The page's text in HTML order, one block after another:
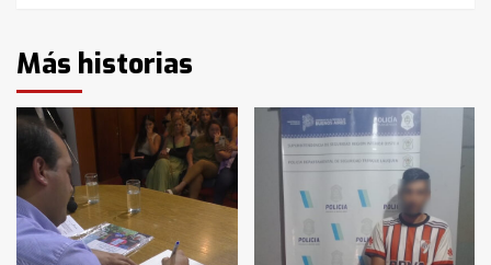
Más historias